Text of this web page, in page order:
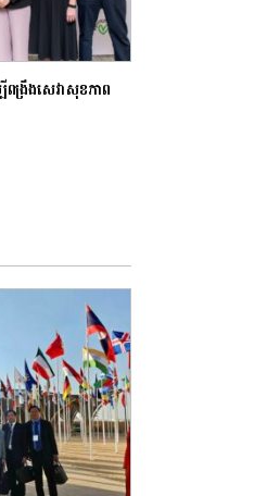
បីពង្រឹងសេវាសុខភាព